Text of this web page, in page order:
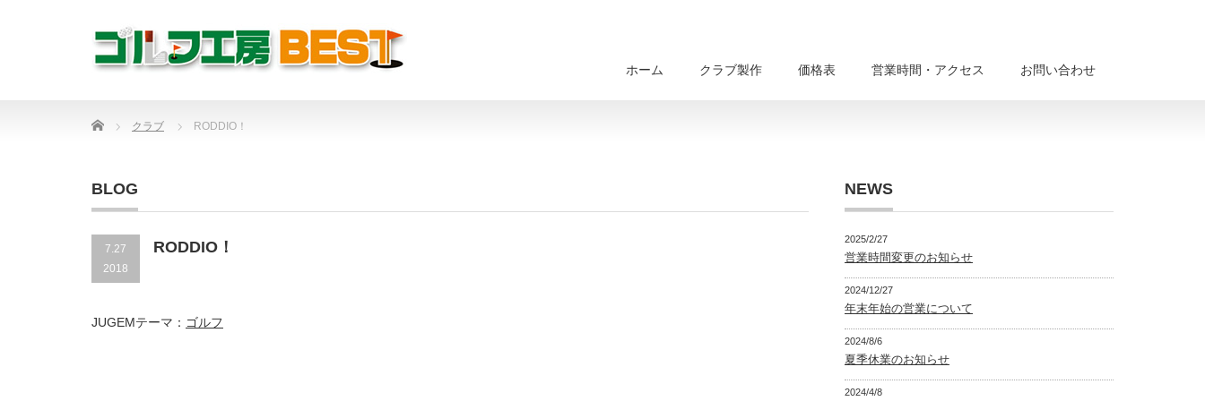
ホーム クラブ製作 価格表 営業時間・アクセス お問い合わせ
Home クラブ RODDIO！
BLOG
7.27
2018
RODDIO！
JUGEMテーマ： ゴルフ
NEWS
2025/2/27
営業時間変更のお知らせ
2024/12/27
年末年始の営業について
2024/8/6
夏季休業のお知らせ
2024/4/8